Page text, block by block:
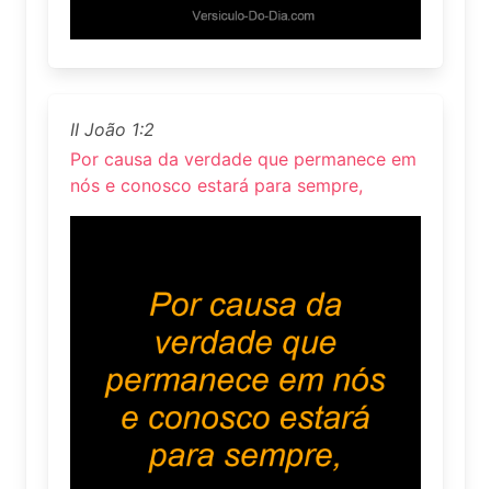
II João 1:2
Por causa da verdade que permanece em
nós e conosco estará para sempre,